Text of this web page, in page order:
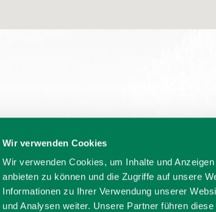
Wir verwenden Cookies
Wir verwenden Cookies, um Inhalte und
anbieten zu können und die Zugriffe auf unsere
Informationen zu Ihrer Verwendung unserer
und Analysen weiter. Unsere Partner führen